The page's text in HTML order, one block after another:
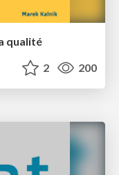
qualité
2 200